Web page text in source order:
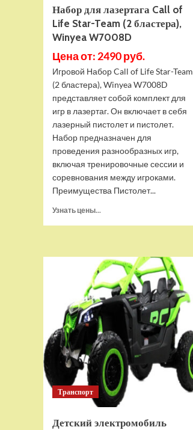
Набор для лазертага Call of
Life Star-Team (2 бластера),
Winyea W7008D
Цена от: 2490 руб.
Игровой Набор Call of Life Star-Team
(2 бластера), Winyea W7008D
представляет собой комплект для
игр в лазертаг. Он включает в себя
лазерный пистолет и пистолет.
Набор предназначен для
проведения разнообразных игр,
включая тренировочные сессии и
соревнования между игроками.
Преимущества Пистолет...
Узнать цены...
лазертага
of
Life
Team
(2
бластера),
Winyea
W7008D
Транспорт
Детский электромобиль